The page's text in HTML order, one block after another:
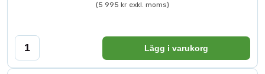
(5 995 kr exkl. moms)
Lägg i varukorg